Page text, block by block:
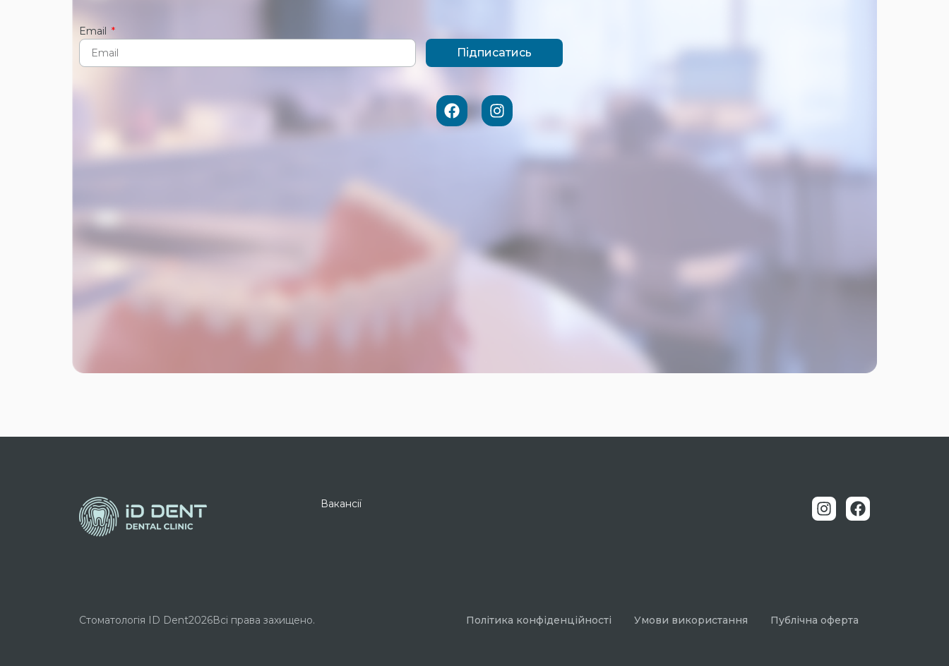
Email
Підписатись
Вакансії
Стоматологія ID Dent2026Всі права захищено. Політика конфіденційності Умови використання Публічна оферта